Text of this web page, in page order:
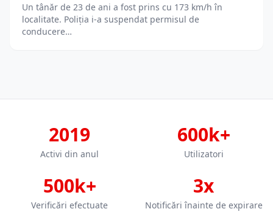
Un tânăr de 23 de ani a fost prins cu 173 km/h în
localitate. Poliția i-a suspendat permisul de
conducere…
2019
Activi din anul
600k+
Utilizatori
500k+
Verificări efectuate
3x
Notificări înainte de expirare